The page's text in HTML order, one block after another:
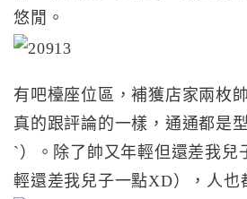
悠閒。
有吧檯座位區，補獲店家兩枚
真的跟評論的一樣，通通都是
`）。除了帥又年輕但還差我兒
輕還差我兒子一點XD），人也